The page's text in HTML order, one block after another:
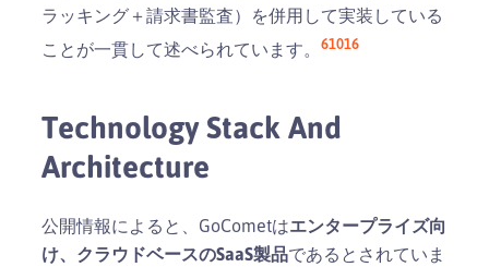
ラッキング＋請求書監査）を併用して実装している
ことが一貫して述べられています。 61016
Technology Stack And
Architecture
公開情報によると、GoCometはエンタープライズ向
け、クラウドベースのSaaS製品であるとされていま